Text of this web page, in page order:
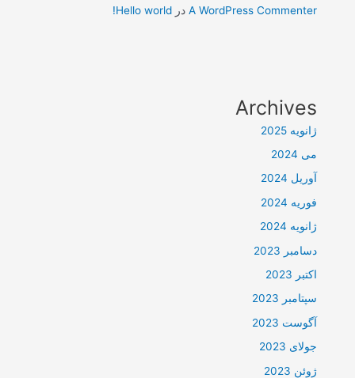
A WordPress Commenter درHello world!
Archives
ژانویه 2025
می 2024
آوریل 2024
فوریه 2024
ژانویه 2024
دسامبر 2023
اکتبر 2023
سپتامبر 2023
آگوست 2023
جولای 2023
ژوئن 2023